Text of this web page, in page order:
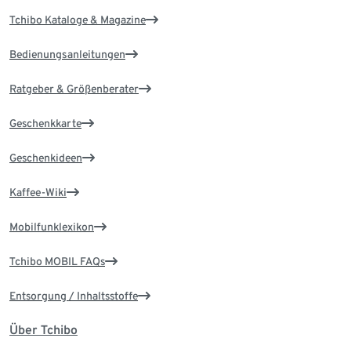
Tchibo Kataloge & Magazine
Bedienungsanleitungen
Ratgeber & Größenberater
Geschenkkarte
Geschenkideen
Kaffee-Wiki
Mobilfunklexikon
Tchibo MOBIL FAQs
Entsorgung / Inhaltsstoffe
Über Tchibo